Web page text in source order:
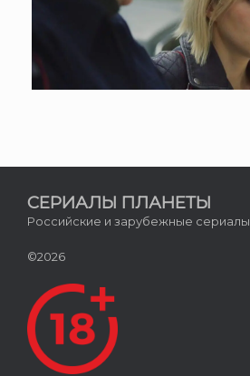
СЕРИАЛЫ ПЛАНЕТЫ
Российские и зарубежные сериалы
©2026